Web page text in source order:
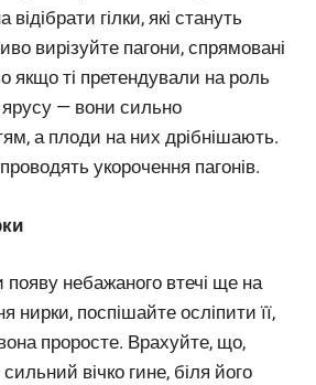
гілки, які стануть
вирізуйте пагони, спрямовані
якщо ті претендували на роль
ярусу — вони сильно
а плоди на них дрібнішають.
укорочення пагонів.
небажаного втечі ще на
нирки, поспішайте осліпити її,
проросте. Врахуйте, що,
вічко гине, біля його